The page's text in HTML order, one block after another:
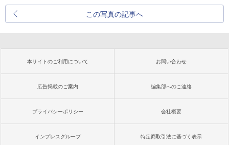
この写真の記事へ
本サイトのご利用について お問い合わせ
広告掲載のご案内 編集部へのご連絡
プライバシーポリシー 会社概要
インプレスグループ 特定商取引法に基づく表示